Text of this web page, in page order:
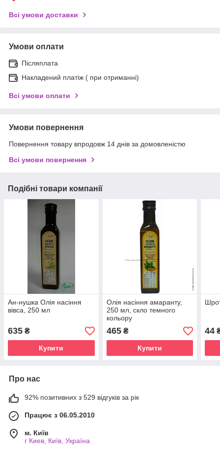
Всі умови доставки
Умови оплати
Післяплата
Накладений платіж ( при отриманні)
Всі умови оплати
Умови повернення
Повернення товару впродовж 14 днів за домовленістю
Всі умови повернення
Подібні товари компанії
Ан-нушка Олія насіння
вівса, 250 мл
635 ₴
Купити
Олія насіння амаранту,
250 мл, скло темного
кольору
465₴
Купити
44
Про нас
92% позитивних з 529 відгуків за рік
Працює з 06.05.2010
м. Київ
г Киев, Київ, Україна